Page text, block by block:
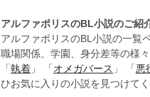
アルファポリスのBL小説のご紹
アルファポリスのBL小説の一覧
職場関係、学園、身分差等の様
「 執着 」 「 オメガバース 」 「 悪
ひお気に入りの小説を見つけてく